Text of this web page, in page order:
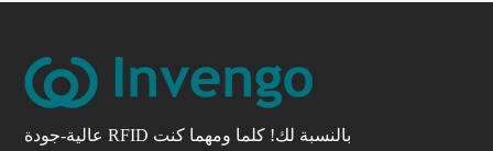
عالية-جودة RFID بالنسبة لك! كلما ومهما كنت